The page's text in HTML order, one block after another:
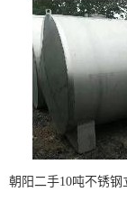
朝阳二手10吨不锈